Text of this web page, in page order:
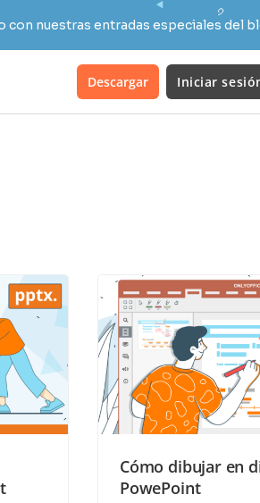
con nuestras entradas especiales del
Descargar Iniciar
Cómo dibujar en
PowePoint